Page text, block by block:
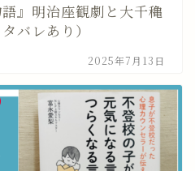
』明治座観劇と大千穐
バレあり）
2025年7月13日